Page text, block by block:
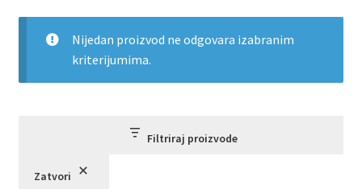
Nijedan proizvod ne odgovara izabranim
kriterijumima.
Filtriraj proizvode
Zatvori